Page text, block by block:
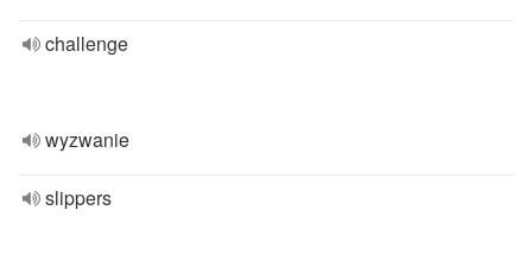
challenge
wyzwanie
slippers